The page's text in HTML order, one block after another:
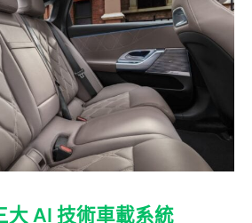
大 AI 技術車載系統